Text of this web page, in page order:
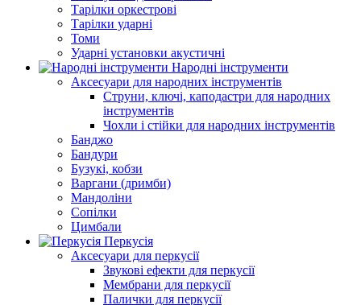
Тарілки оркестрові
Тарілки ударні
Томи
Ударні установки акустичні
Народні інструменти
Аксесуари для народних інструментів
Струни, ключі, каподастри для народних
інструментів
Чохли і стійки для народних інструментів
Банджо
Бандури
Бузукі, кобзи
Варгани (дримби)
Мандоліни
Сопілки
Цимбали
Перкусія
Аксесуари для перкусії
Звукові ефекти для перкусії
Мембрани для перкусії
Палички для перкусії